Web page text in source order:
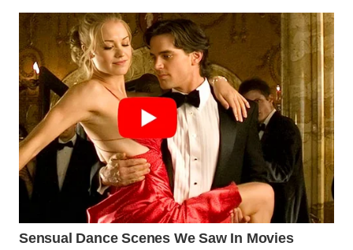
PAKPAK
WN
KARAWANG
WN
BEKASI
WN
BOGOR
WN